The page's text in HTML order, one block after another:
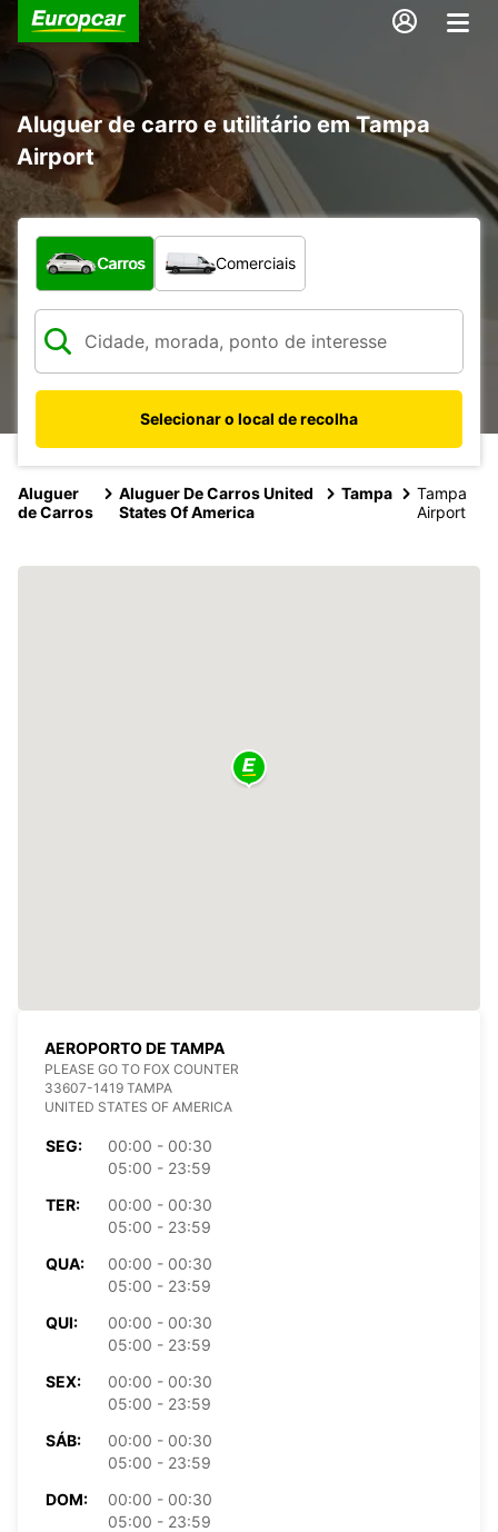
Aluguer de carro e utilitário em Tampa
Airport
Que tipo de veículo pretende?
Carros Comerciais
Selecionar o local de recolha
Aluguer
de Carros
Aluguer De Carros United
States Of America
Tampa
Tampa
Airport
AEROPORTO DE TAMPA
PLEASE GO TO FOX COUNTER
33607-1419 TAMPA
UNITED STATES OF AMERICA
SEG:
00:00 - 00:30
05:00 - 23:59
TER:
00:00 - 00:30
05:00 - 23:59
QUA:
00:00 - 00:30
05:00 - 23:59
QUI:
00:00 - 00:30
05:00 - 23:59
SEX:
00:00 - 00:30
05:00 - 23:59
SÁB:
00:00 - 00:30
05:00 - 23:59
DOM:
00:00 - 00:30
05:00 - 23:59